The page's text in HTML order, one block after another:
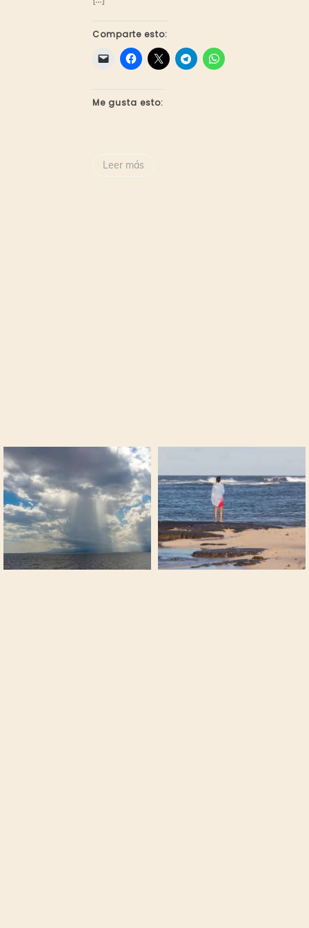
Comparte esto:
Me gusta esto:
Leer más